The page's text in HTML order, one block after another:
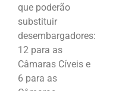
que poderão
substituir
desembargadores:
12 para as
Câmaras Cíveis e
6 para as